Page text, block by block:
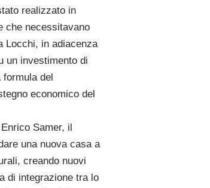
realizzato in
che necessitavano
Locchi, in adiacenza
un investimento di
del
economico del
Samer, il
una nuova casa a
creando nuovi
di integrazione tra lo